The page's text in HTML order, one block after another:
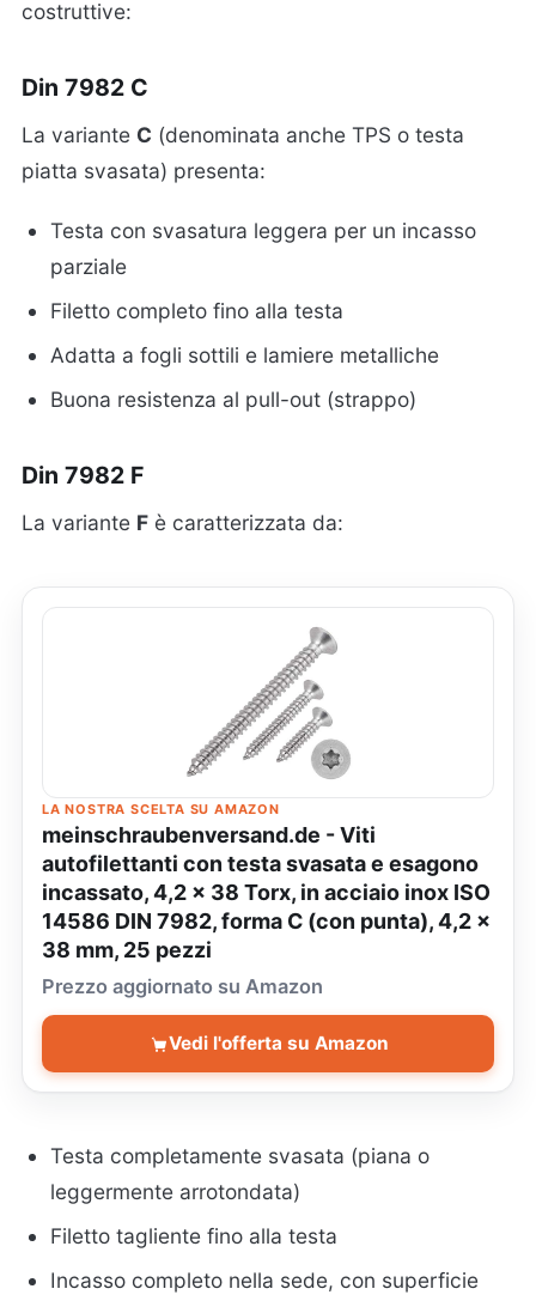
costruttive:
Din 7982 C
La variante C (denominata anche TPS o testa
piatta svasata) presenta:
Testa con svasatura leggera per un incasso
parziale
Filetto completo fino alla testa
Adatta a fogli sottili e lamiere metalliche
Buona resistenza al pull-out (strappo)
Din 7982 F
La variante F è caratterizzata da:
LA NOSTRA SCELTA SU AMAZON
meinschraubenversand.de - Viti
autofilettanti con testa svasata e esagono
incassato, 4,2 x 38 Torx, in acciaio inox ISO
14586 DIN 7982, forma C (con punta), 4,2 x
38 mm, 25 pezzi
Prezzo aggiornato su Amazon
Vedi l'offerta su Amazon
Testa completamente svasata (piana o
leggermente arrotondata)
Filetto tagliente fino alla testa
Incasso completo nella sede, con superficie